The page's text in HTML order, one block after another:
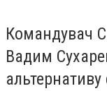
Командувач
Вадим